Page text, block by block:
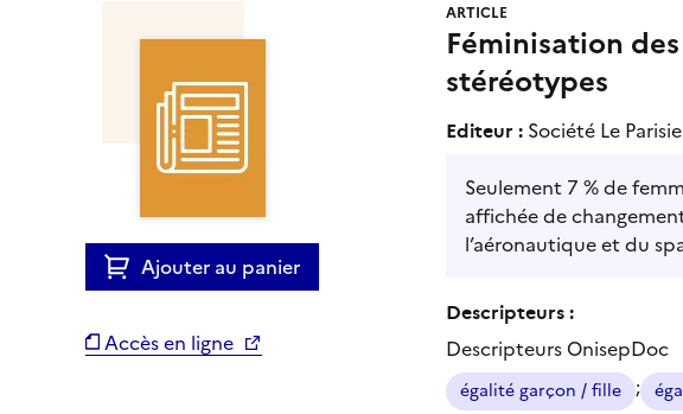
Ajouter au panier
Accès en ligne
ARTICLE
Féminisation
stéréotypes
Editeur : Société Le
Seulement 7 % de
affichée de
l’aéronautique et du
Descripteurs :
Descripteurs OnisepDoc
égalité garçon / fille ;